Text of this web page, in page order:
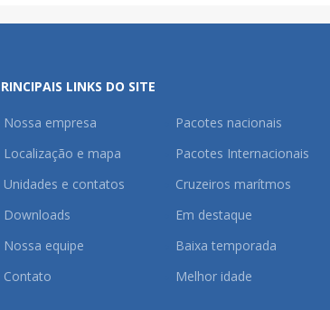
LINKS DO SITE
Nossa empresa
Localização e mapa
Unidades e contatos
Downloads
Nossa equipe
Contato
Pacotes nacionais
Pacotes Internacionais
Cruzeiros marítmos
Em destaque
Baixa temporada
Melhor idade